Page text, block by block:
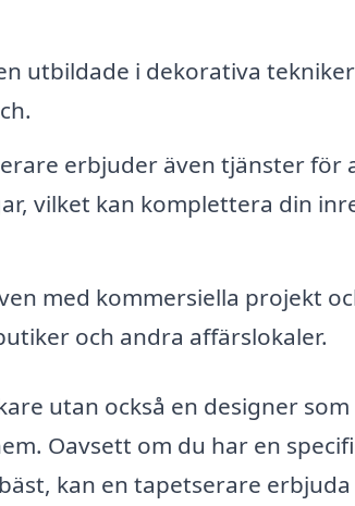
utbildade i dekorativa
erbjuder även tjänster för
vilket kan komplettera din
med kommersiella projekt
och andra affärslokaler.
utan också en designer som
Oavsett om du har en
kan en tapetserare erbjuda